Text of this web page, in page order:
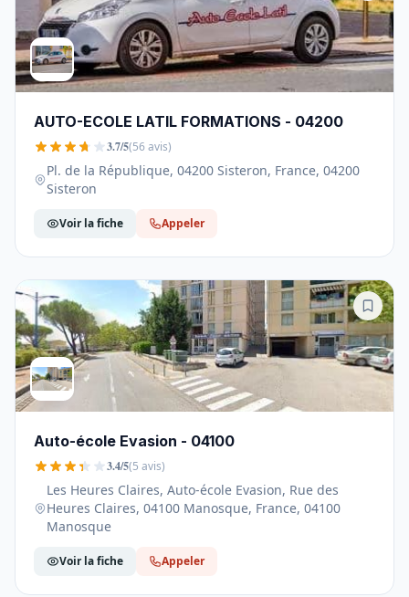
AUTO-ECOLE LATIL FORMATIONS - 04200
3.7/5(56 avis)
Pl. de la République, 04200 Sisteron, France, 04200
Sisteron
Voir la fiche Appeler
Auto-école Evasion - 04100
3.4/5(5 avis)
Les Heures Claires, Auto-école Evasion, Rue des
Heures Claires, 04100 Manosque, France, 04100
Manosque
Voir la fiche Appeler